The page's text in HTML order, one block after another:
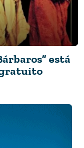
está